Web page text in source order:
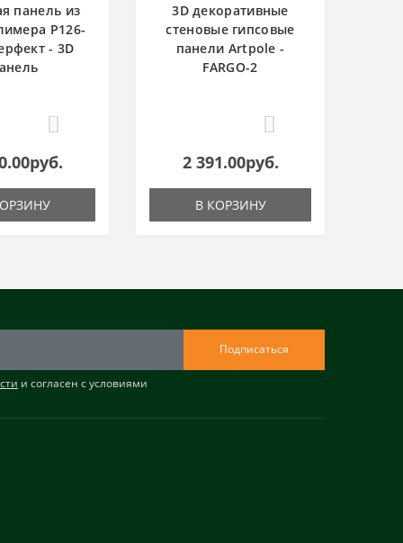
панель из
P126-
- 3D
3D декоративные
стеновые гипсовые
панели Artpole -
FARGO-2
2 391.00руб.
В КОРЗИНУ
Подписаться
и согласен с условиями